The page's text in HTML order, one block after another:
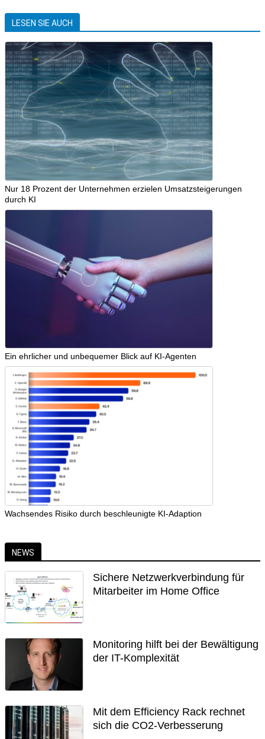
LESEN SIE AUCH
Nur 18 Prozent der Unternehmen erzielen Umsatzsteigerungen
durch KI
Ein ehrlicher und unbequemer Blick auf KI-Agenten
Wachsendes Risiko durch beschleunigte KI-Adaption
NEWS
Sichere Netzwerkverbindung für
Mitarbeiter im Home Office
Monitoring hilft bei der Bewältigung
der IT-Komplexität
Mit dem Efficiency Rack rechnet
sich die CO2-Verbesserung